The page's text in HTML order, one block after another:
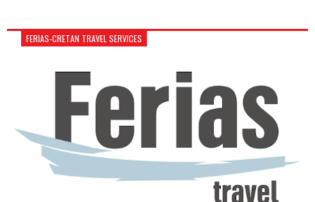
FERIAS-CRETAN TRAVEL SERVICES